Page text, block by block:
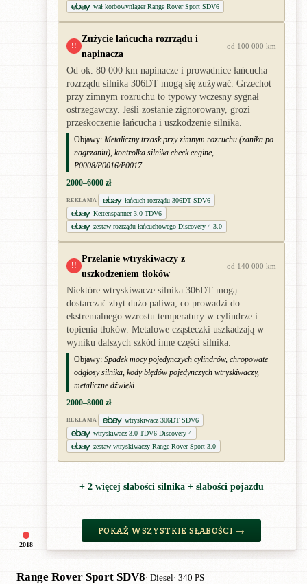
2018
wał korbowynlager Range Rover Sport SDV6
!!
Zużycie łańcucha rozrządu i
napinacza
od 100 000 km
Od ok. 80 000 km napinacze i prowadnice łańcucha
rozrządu silnika 306DT mogą się zużywać. Grzechot
przy zimnym rozruchu to typowy wczesny sygnał
ostrzegawczy. Jeśli zostanie zignorowany, grozi
przeskoczenie łańcucha i uszkodzenie silnika.
Objawy: Metaliczny trzask przy zimnym rozruchu (zanika po
nagrzaniu), kontrolka silnika check engine,
P0008/P0016/P0017
2000–6000 zł
REKLAMA
łańcuch rozrządu 306DT SDV6
Kettenspanner 3.0 TDV6
zestaw rozrządu łańcuchowego Discovery 4 3.0
!!
Przelanie wtryskiwaczy z
uszkodzeniem tłoków
od 140 000 km
Niektóre wtryskiwacze silnika 306DT mogą
dostarczać zbyt dużo paliwa, co prowadzi do
ekstremalnego wzrostu temperatury w cylindrze i
topienia tłoków. Metalowe cząsteczki uszkadzają w
wyniku dalszych szkód inne części silnika.
Objawy: Spadek mocy pojedynczych cylindrów, chropowate
odgłosy silnika, kody błędów pojedynczych wtryskiwaczy,
metaliczne dźwięki
2000–8000 zł
REKLAMA
wtryskiwacz 306DT SDV6
wtryskiwacz 3.0 TDV6 Discovery 4
zestaw wtryskiwaczy Range Rover Sport 3.0
+ 2 więcej słabości silnika + słabości pojazdu
POKAŻ WSZYSTKIE SŁABOŚCI →
Range Rover Sport SDV8· Diesel· 340 PS